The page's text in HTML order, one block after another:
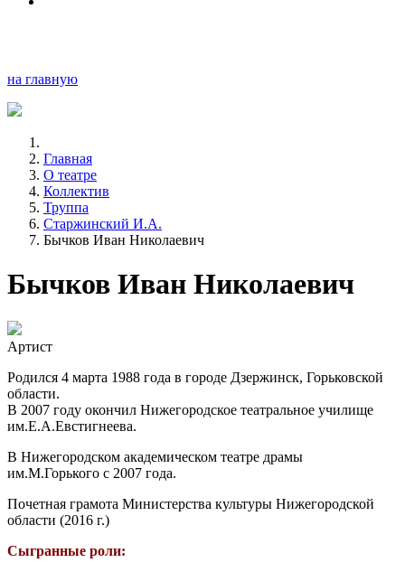
на главную
Главная
О театре
Коллектив
Труппа
Старжинский И.А.
Бычков Иван Николаевич
Бычков Иван Николаевич
Артист
Родился 4 марта 1988 года в городе Дзержинск, Горьковской
области.
В 2007 году окончил Нижегородское театральное училище
им.Е.А.Евстигнеева.
В Нижегородском академическом театре драмы
им.М.Горького с 2007 года.
Почетная грамота Министерства культуры Нижегородской
области (2016 г.)
Сыгранные роли: